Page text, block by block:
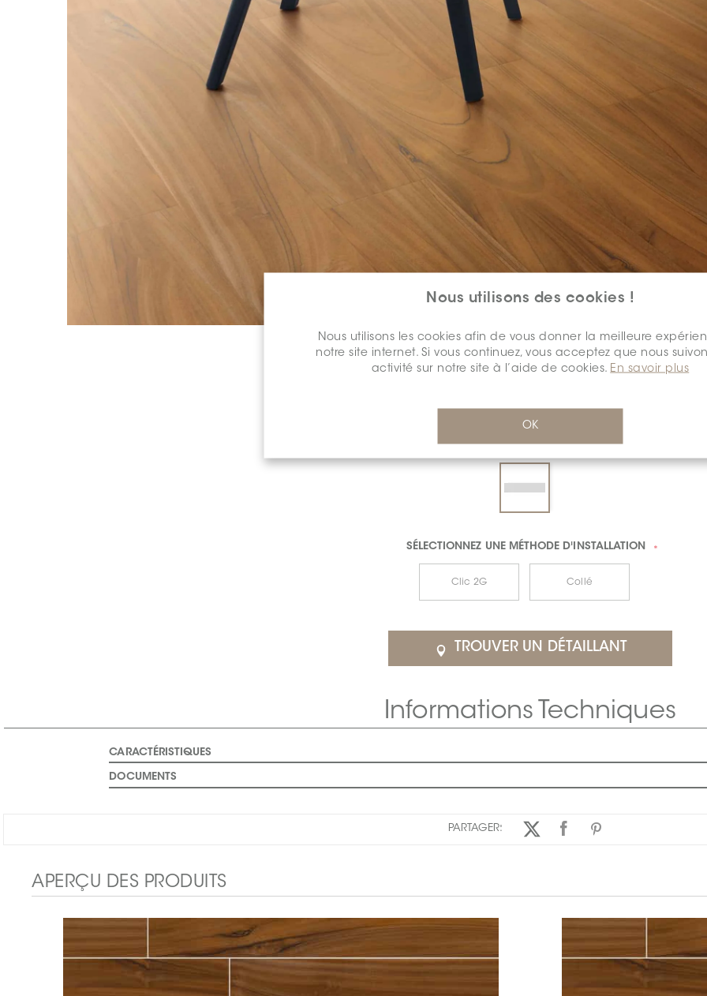
Nous utilisons des cookies !
Nous utilisons les cookies afin de vous donner la meilleure
notre site internet. Si vous continuez, vous acceptez que nous
activité sur notre site à l’aide de cookies. En savoir plus
OK
COULEUR: *
DIMENSION:7" X 48"
SÉLECTIONNEZ UNEMÉTHODE D'INSTALLATION *
Clic 2G Collé
TROUVER UN DÉTAILLANT
Informations Techniques
CARACTÉRISTIQUES
DOCUMENTS
PARTAGER:
APERÇU DES PRODUITS